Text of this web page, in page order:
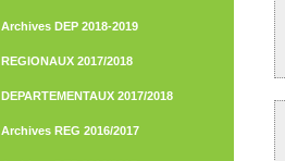
Archives DEP 2018-2019
REGIONAUX 2017/2018
DEPARTEMENTAUX 2017/2018
Archives REG 2016/2017